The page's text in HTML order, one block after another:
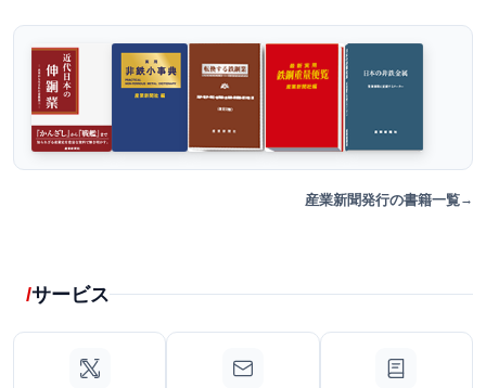
産業新聞発行の書籍一覧
サービス